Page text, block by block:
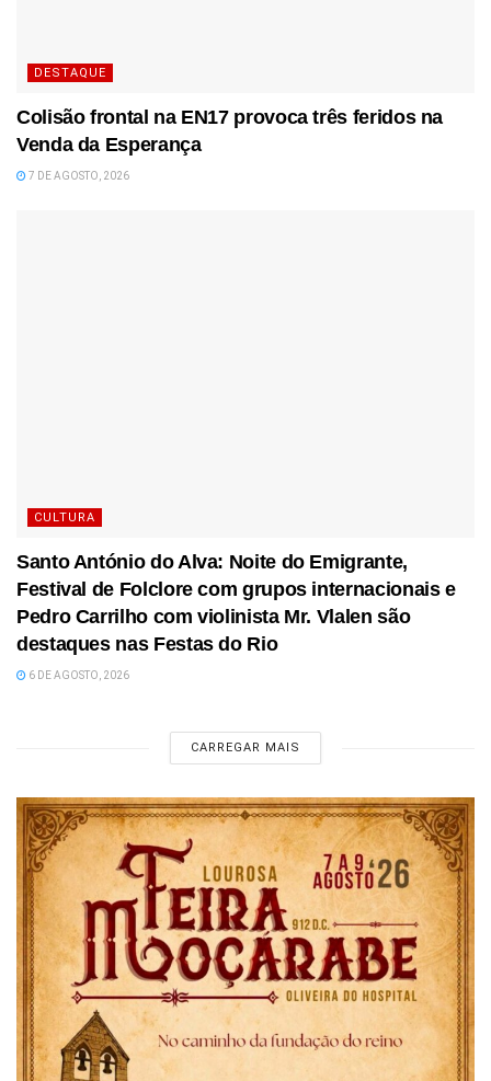
DESTAQUE
Colisão frontal na EN17 provoca três feridos na
Venda da Esperança
7 DE AGOSTO, 2026
CULTURA
Santo António do Alva: Noite do Emigrante,
Festival de Folclore com grupos internacionais e
Pedro Carrilho com violinista Mr. Vlalen são
destaques nas Festas do Rio
6 DE AGOSTO, 2026
CARREGAR MAIS